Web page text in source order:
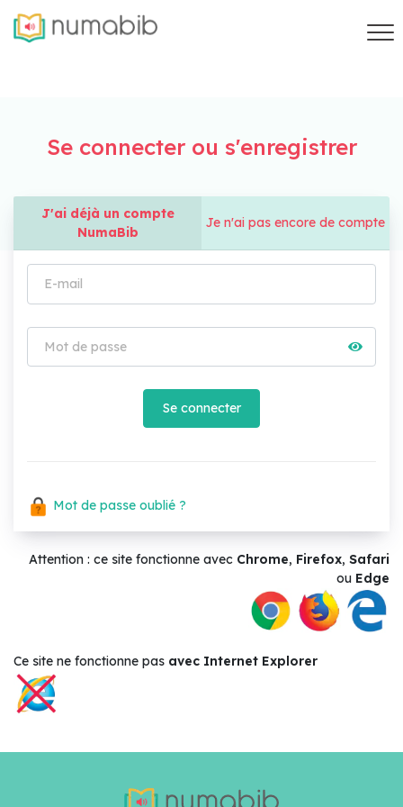
Se connecter ou s'enregistrer
J'ai déjà un compte
NumaBib
Je n'ai pas encore de compte
Se connecter
Mot de passe oublié ?
Attention : ce site fonctionne avec Chrome, Firefox, Safari
ou Edge
Ce site ne fonctionne pas avec Internet Explorer